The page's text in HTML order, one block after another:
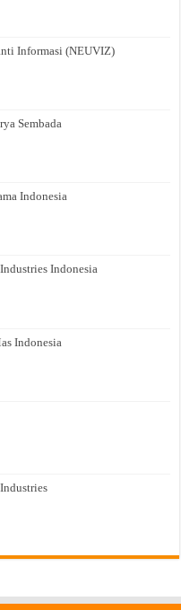
Informasi (NEUVIZ)
Sembada
Indonesia
Indonesia
Indonesia